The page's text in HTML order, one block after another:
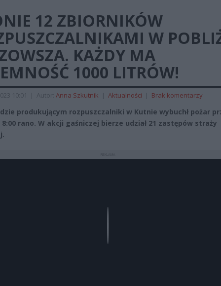
12 ZBIORNIKÓW
W
KAŻDY MA
1000 LITRÓW!
10:01 | Autor: Anna Szkutnik | Aktualności | Brak komentarzy
produkującym rozpuszczalniki w Kutnie wybuchł pożar
8:00 rano. W akcji gaśniczej bierze udział 21 zastępów straży